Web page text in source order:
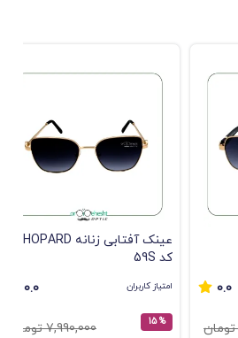
0.0
عینک آفتابی زنانه CHOPARD
کد 59S
امتیاز کاربران 0.0
% 15 7,990,000 تومان